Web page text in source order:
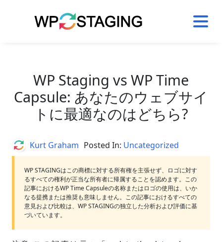
WP Staging vs WP Time
Capsule: あなたのウェブサイ
トに最適なのはどちら?
WP STAGINGはこの商標に対する所有権を主張せず、ロゴに対す
るすべての権利が正当な所有者に帰属することを認めます。この
記事におけるWP Time Capsuleの名称またはロゴの使用は、いか
なる提携または推奨も意味しません。この記事におけるすべての
意見および比較は、WP STAGINGの独立した分析および評価に基
づいています。
AuthorKurt Graham Posted In: Uncategorized